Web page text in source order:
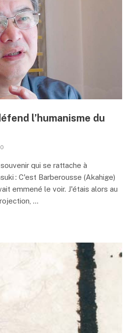
l’humanisme du
qui se rattache à
: C'est Barberousse (Akahige)
emmené le voir. J'étais alors au
...